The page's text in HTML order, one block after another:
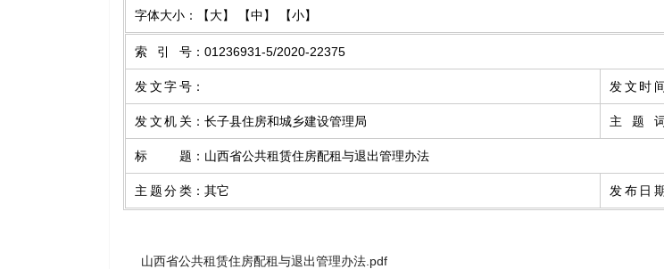
字体大小： 【大】 【中】 【小】
索引号 ： 01236931-5/2020-22375
发文字号 ： 发文时
发文机关 ： 长子县住房和城乡建设管理局 主题
标题 ： 山西省公共租赁住房配租与退出管理办法
主题分类 ： 其它 发布日
山西省公共租赁住房配租与退出管理办法.pdf